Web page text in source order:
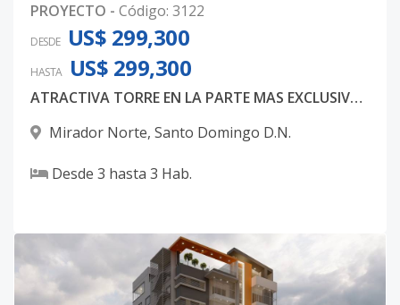
PROYECTO - Código: 3122
DESDE US$ 299,300
HASTA US$ 299,300
ATRACTIVA TORRE EN LA PARTE MAS EXCLUSIVA DE MIRADOR NORTE
Mirador Norte, Santo Domingo D.N.
Desde 3 hasta 3 Hab.